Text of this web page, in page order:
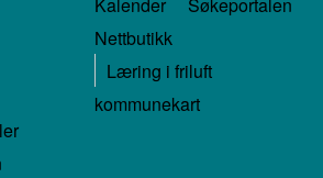
Nettbutikk
Læring i friluft
kommunekart